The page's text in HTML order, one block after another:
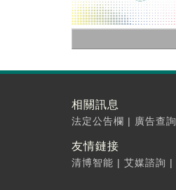
相關訊息
法定公告欄 | 廣告查詢
友情鏈接
清博智能 | 艾媒諮詢 |